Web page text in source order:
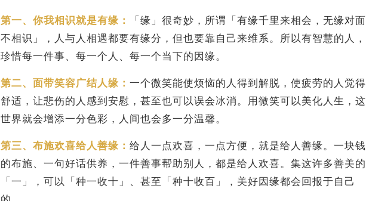
第一、你我相识就是有缘：
「缘」很奇妙，所谓「有缘千里来相会，无缘对面
不相识」，人与人相遇都要有缘分，但也要靠自己来维系。所以有智慧的人，
珍惜每一件事、每一个人、每一个当下的因缘。
第二、面带笑容广结人缘： 一个微笑能使烦恼的人得到解脱，使疲劳的人觉得
舒适，让悲伤的人感到安慰，甚至也可以误会冰消。用微笑可以美化人生，这
世界就会增添一分色彩，人间也会多一分温馨。
第三、布施欢喜给人善缘： 给人一点欢喜，一点方便，就是给人善缘。一块钱
的布施、一句好话供养，一件善事帮助别人，都是给人欢喜。集这许多善美的
「一」，可以「种一收十」、甚至「种十收百」，美好因缘都会回报于自己